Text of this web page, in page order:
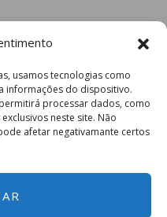
usamos tecnologias como
informações do dispositivo.
processar dados, como
neste site. Não
afetar negativamante certos